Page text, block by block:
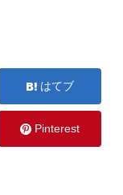
はてブ
Pinterest